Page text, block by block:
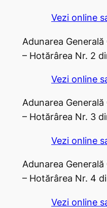
Vezi online
Adunarea
– Hotărârea Nr. 2
Vezi online
Adunarea
– Hotărârea Nr. 3
Vezi online
Adunarea
– Hotărârea Nr. 4
Vezi online